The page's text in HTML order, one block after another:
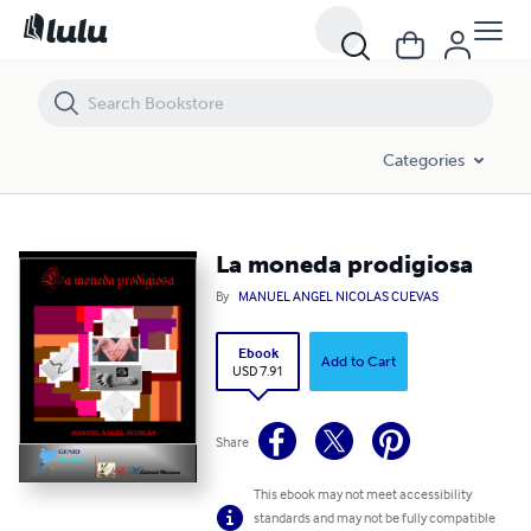
Categories
La moneda prodigiosa
By MANUEL ANGEL NICOLAS CUEVAS
Ebook
USD 7.91
Add to Cart
Share
This ebook may not meet accessibility
standards and may not be fully compatible
La moneda prodigiosa